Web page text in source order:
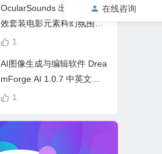
OcularSounds 出品终极音
效套装电影元素科幻氛围冲
击无人机音效素材包 Full Ac
1
AI图像生成与编辑软件 Drea
mForge AI 1.0.7 中英文多
语言 Win 本地离线运行
1
在线咨询